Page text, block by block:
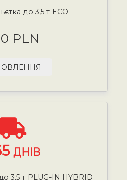
до 3,5 т ECO
PLN
ДНІВ
3,5 т PLUG-IN HYBRID